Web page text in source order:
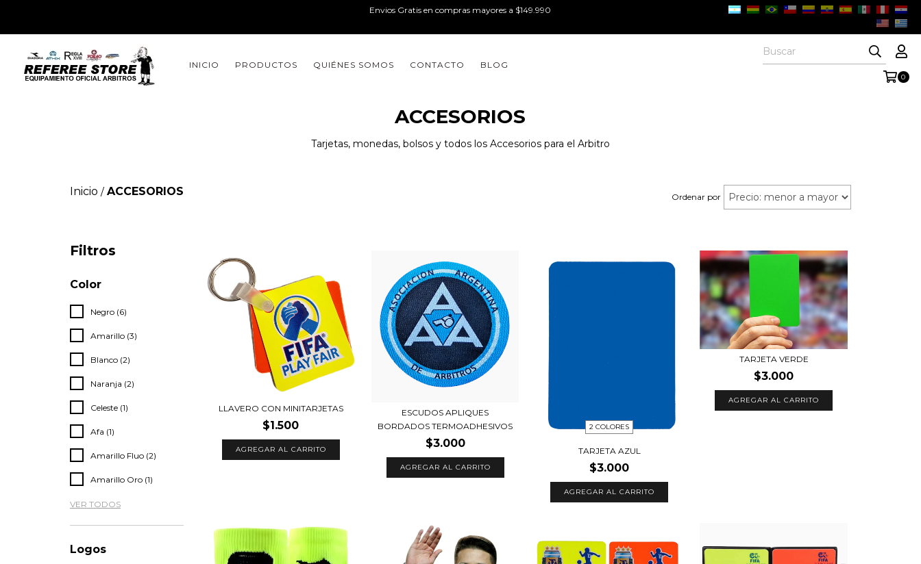
Envios Gratis en compras mayores a $149.990
INICIO PRODUCTOS QUIÉNES SOMOS CONTACTO BLOG
0
ACCESORIOS
Tarjetas, monedas, bolsos y todos los Accesorios para el Arbitro
Inicio / ACCESORIOS Ordenar por
Filtros
Color
Negro (6)
Amarillo (3)
Blanco (2)
Naranja (2)
Celeste (1)
Afa (1)
Amarillo Fluo (2)
Amarillo Oro (1)
VER TODOS
Logos
LLAVERO CON MINITARJETAS
$1.500
AGREGAR AL CARRITO
ESCUDOS APLIQUES
BORDADOS TERMOADHESIVOS
$3.000
AGREGAR AL CARRITO
2 COLORES
TARJETA AZUL
$3.000
AGREGAR AL CARRITO
TARJETA VERDE
$3.000
AGREGAR AL CARRITO